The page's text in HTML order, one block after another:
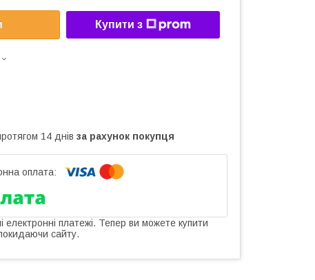
Купити з
14 днів за рахунок покупця
електронні платежі. Тепер ви можете купити
сайту.